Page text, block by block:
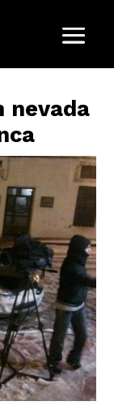
nevada